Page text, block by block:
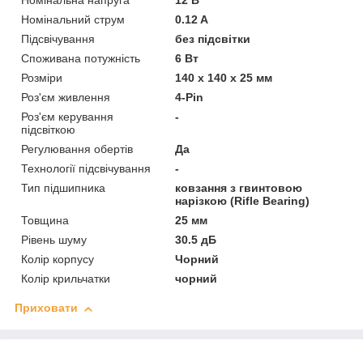
Номінальний струм
0.12 A
Підсвічування
без підсвітки
Споживана потужність
6 Вт
Розміри
140 х 140 х 25 мм
Роз'єм живлення
4-Pin
Роз'єм керування
підсвіткою
-
Регулювання обертів
Да
Технології підсвічування
-
Тип підшипника
ковзання з гвинтовою
нарізкою (Rifle Bearing)
Товщина
25 мм
Рівень шуму
30.5 дБ
Колір корпусу
Чорний
Колір крильчатки
чорний
Приховати